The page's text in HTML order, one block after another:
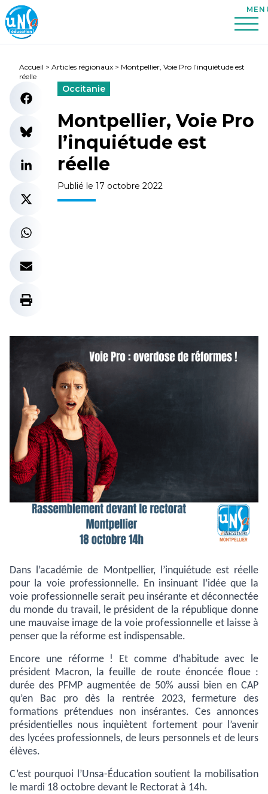
Accueil > Articles régionaux > Montpellier, Voie Pro l’inquiétude est
réelle
Occitanie
Montpellier, Voie Pro
l’inquiétude est
réelle
Publié le 17 octobre 2022
Dans l’académie de Montpellier, l’inquiétude est réelle
pour la voieprofessionnelle. En insinuant l’idée que la
voie professionnelleserait peu insérante et déconnectée
du monde du travail, le président de la république donne
une mauvaise image de la voie professionnelle et laisse à
penser que la réforme est indispensable.
Encore une réforme ! Et comme d’habitude avec le
président Macron, la feuille de route énoncée floue :
durée des PFMP augmentée de 50% aussi bien en CAP
qu’en Bac pro dès la rentrée 2023, fermeture des
formations prétendues non insérantes. Ces annonces
présidentielles nous inquiètent fortement pour l’avenir
des lycées professionnels, de leurs personnels et de leurs
élèves.
C’est pourquoi l’Unsa-Éducation soutient la mobilisation
le mardi 18 octobre devant le Rectorat à 14h.